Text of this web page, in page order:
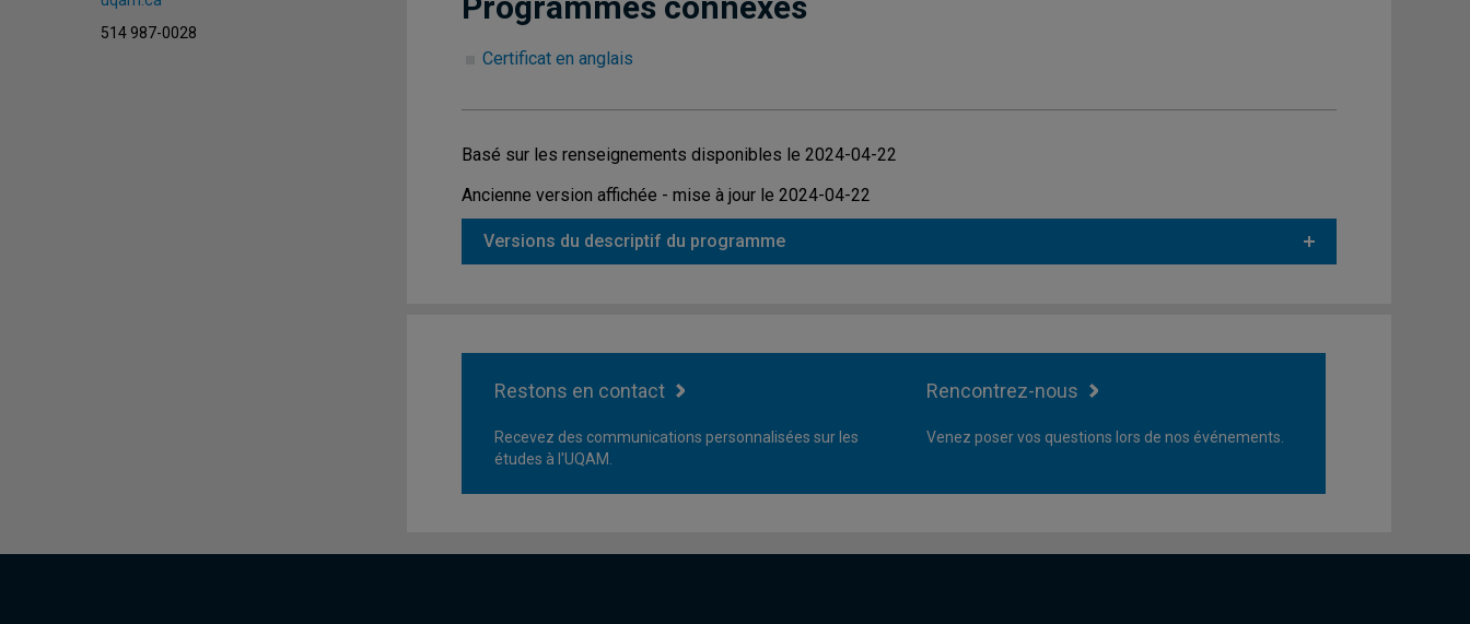
514 987-0028
Certificat en anglais
Basé sur les renseignements disponibles le 2024-04-22
Ancienne version affichée - mise à jour le 2024-04-22
Versions du descriptif du programme
Restons en contact
Recevez des communications personnalisées sur les
études à l'UQAM.
Rencontrez-nous
Venez poser vos questions lors de nos événements.